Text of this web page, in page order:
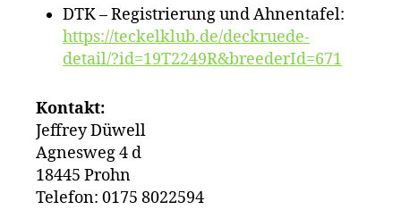
DTK – Registrierung und Ahnentafel:
https://teckelklub.de/deckruede-
detail/?id=19T2249R&breederId=671
Kontakt:
Jeffrey Düwell
Agnesweg 4 d
18445 Prohn
Telefon: 0175 8022594